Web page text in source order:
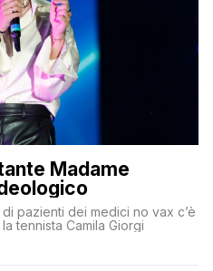
Madame
pazienti dei medici no vax c’è
tennista Camila Giorgi